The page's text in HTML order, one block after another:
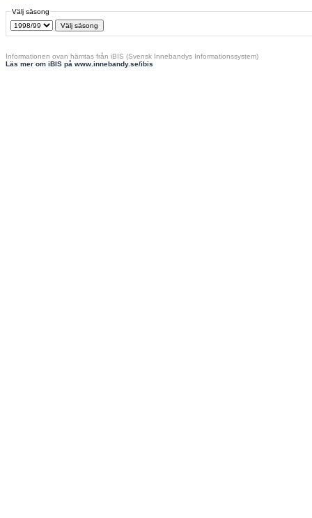
Välj säsong
Informationen ovan hämtas från iBIS (Svensk Innebandys Informationssystem)
Läs mer om iBIS på www.innebandy.se/ibis